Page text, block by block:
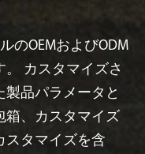
のOEMおよびODM
カスタマイズさ
品パラメータと
箱、カスタマイズ
スタマイズを含